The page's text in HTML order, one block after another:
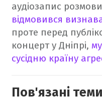
аудіозапис
відмовився
проте перед
концерт у Дніпрі,
сусідню країну
Пов'язані